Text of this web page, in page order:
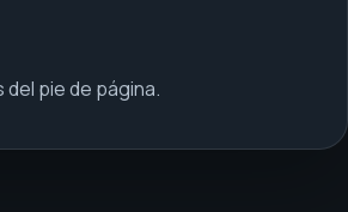
pie de página.